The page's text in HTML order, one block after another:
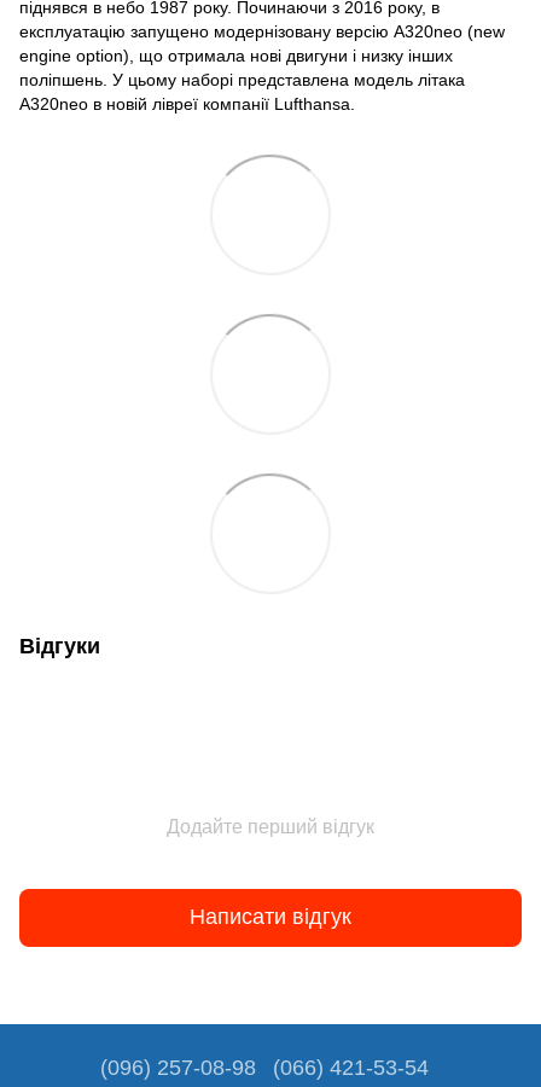
піднявся в небо 1987 року. Починаючи з 2016 року, в
експлуатацію запущено модернізовану версію A320neo (new
engine option), що отримала нові двигуни і низку інших
поліпшень. У цьому наборі представлена модель літака
A320neo в новій лівреї компанії Lufthansa.
Відгуки
Додайте перший відгук
Написати відгук
(096) 257-08-98 (066) 421-53-54